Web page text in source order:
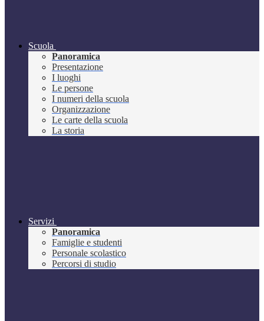
Scuola
Panoramica
Presentazione
I luoghi
Le persone
I numeri della scuola
Organizzazione
Le carte della scuola
La storia
Servizi
Panoramica
Famiglie e studenti
Personale scolastico
Percorsi di studio